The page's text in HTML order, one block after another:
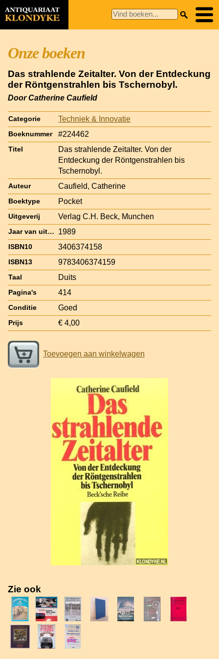
Onze boeken
Das strahlende Zeitalter. Von der Entdeckung
der Röntgenstrahlen bis Tschernobyl.
Door Catherine Caufield
Categorie Techniek & Innovatie
Boeknummer #224462
Titel
Das strahlende Zeitalter. Von der
Entdeckung der Röntgenstrahlen bis
Tschernobyl.
Auteur Caufield, Catherine
Boektype Pocket
Uitgeverij Verlag C.H. Beck, Munchen
Jaar van uitgave 1989
ISBN10 3406374158
ISBN13 9783406374159
Taal Duits
Pagina's 414
Conditie Goed
Prijs € 4,00
Toevoegen aan winkelwagen
Zie ook